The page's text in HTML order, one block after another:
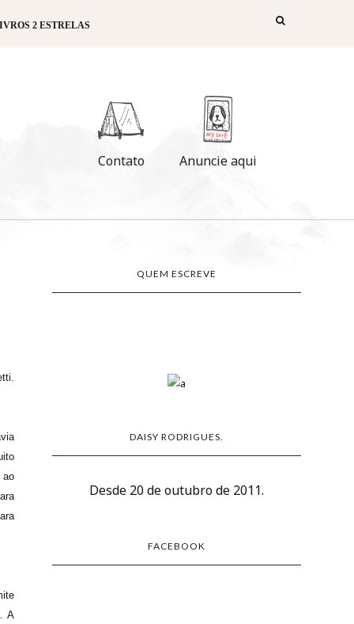
2 ESTRELAS
Contato Anuncie aqui
ao
A
QUEM ESCREVE
DAISY RODRIGUES.
Desde 20 de outubro de 2011.
FACEBOOK